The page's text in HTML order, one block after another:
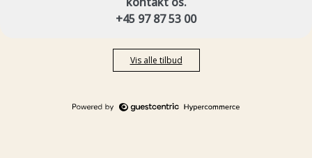
+45 97 87 53 00
Vis alle tilbud